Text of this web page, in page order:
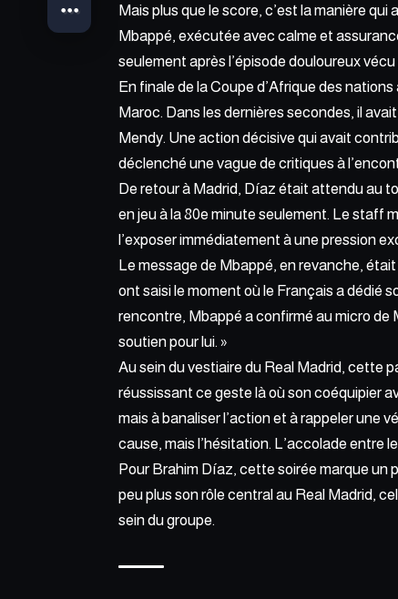
Mais plus que le score, c’est la manière
Mbappé, exécutée avec calme et
seulement après l’épisode douloureux vécu
En finale de la Coupe d’Afrique des
Maroc. Dans les dernières secondes, il
Mendy. Une action décisive qui avait
déclenché une vague de critiques à
De retour à Madrid, Díaz était attendu au
en jeu à la 80e minute seulement. Le staff
l’exposer immédiatement à une pression
Le message de Mbappé, en revanche,
ont saisi le moment où le Français a dédié
rencontre, Mbappé a confirmé au micro de
soutien pour lui. »
Au sein du vestiaire du Real Madrid, cette
réussissant ce geste là où son coéquipier
mais à banaliser l’action et à rappeler une
cause, mais l’hésitation. L’accolade entre
Pour Brahim Díaz, cette soirée marque un
peu plus son rôle central au Real Madrid,
sein du groupe.